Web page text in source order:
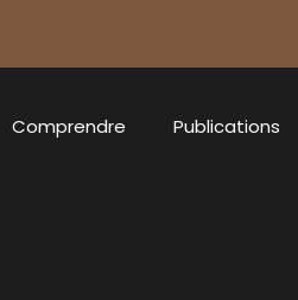
Comprendre Publications